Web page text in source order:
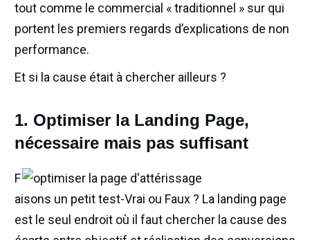
tout comme le commercial « traditionnel » sur qui
portent les premiers regards d’explications de non
performance.
Et si la cause était à chercher ailleurs ?
1. Optimiser la Landing Page,
nécessaire mais pas suffisant
F
aisons un petit test-Vrai ou Faux ? La landing page
est le seul endroit où il faut chercher la cause des